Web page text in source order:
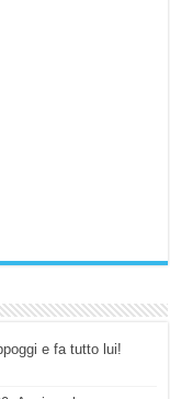
e fa tutto lui!